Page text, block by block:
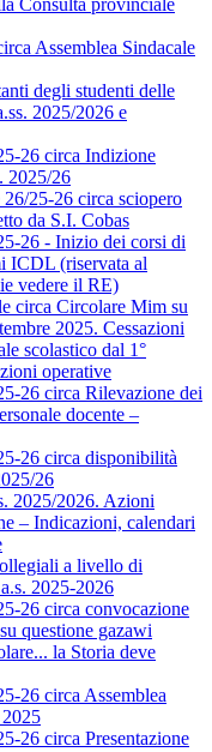
Consulta provinciale
Assemblea Sindacale
degli studenti delle
2025/2026 e
26 circa Indizione
2025/26
25-26 circa sciopero
da S.I. Cobas
26 - Inizio dei corsi di
ICDL (riservata al
vedere il RE)
circa Circolare Mim su
2025. Cessazioni
scolastico dal 1°
operative
26 circa Rilevazione dei
docente –
26 circa disponibilità
26
2025/2026. Azioni
– Indicazioni, calendari
a livello di
2025-2026
26 circa convocazione
questione gazawi
la Storia deve
26 circa Assemblea
26 circa Presentazione